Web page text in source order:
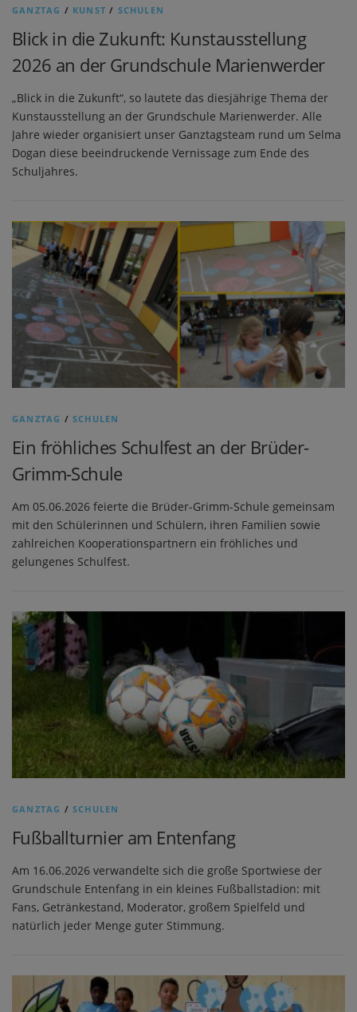
GANZTAG / KUNST / SCHULEN
Blick in die Zukunft: Kunstausstellung
2026 an der Grundschule Marienwerder
„Blick in die Zukunft“, so lautete das diesjährige Thema der
Kunstausstellung an der Grundschule Marienwerder. Alle
Jahre wieder organisiert unser Ganztagsteam rund um Selma
Dogan diese beeindruckende Vernissage zum Ende des
Schuljahres.
GANZTAG /SCHULEN
Ein fröhliches Schulfest an der Brüder-
Grimm-Schule
Am 05.06.2026 feierte die Brüder-Grimm-Schule gemeinsam
mit den Schülerinnen und Schülern, ihren Familien sowie
zahlreichen Kooperationspartnern ein fröhliches und
gelungenes Schulfest.
GANZTAG /SCHULEN
Fußballturnier am Entenfang
Am 16.06.2026 verwandelte sich die große Sportwiese der
Grundschule Entenfang in ein kleines Fußballstadion: mit
Fans, Getränkestand, Moderator, großem Spielfeld und
natürlich jeder Menge guter Stimmung.